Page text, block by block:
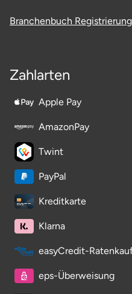
Branchenbuch Registrierung
Zahlarten
Apple Pay
AmazonPay
Twint
PayPal
Kreditkarte
Klarna
easyCredit-
eps-Überweisung